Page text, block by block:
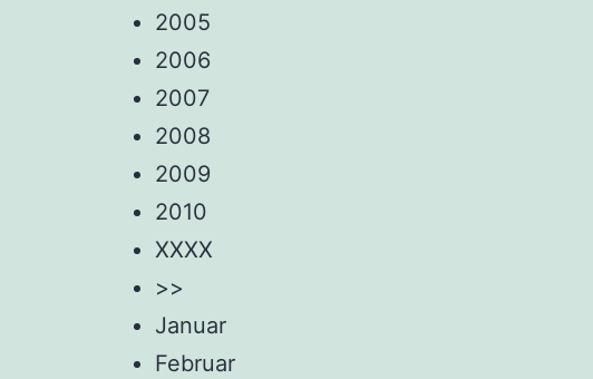
2005
2006
2007
2008
2009
2010
XXXX
>>
Januar
Februar